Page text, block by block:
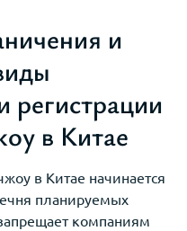
и
регистрации
в Китае
в Китае начинается
планируемых
компаниям